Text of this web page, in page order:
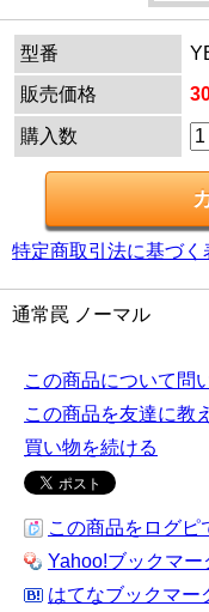
型番
販売価格
購入数
特定商取引法に基づく
通常罠 ノーマル
この商品について問
この商品を友達に教
買い物を続ける
この商品をログピ
Yahoo!ブックマー
はてなブックマー